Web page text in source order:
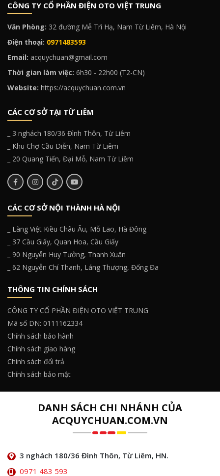
CÔNG TY CỔ PHẦN ĐIỆN OTO VIỆT TRUNG
Văn Phòng: 32 đường Mễ Trì Hạ, Nam Từ Liêm, Hà Nội
Điện thoại: 0971483593
Email: acquychuan@gmail.com
Thời gian làm việc: 6h30 - 22h00 (T2-CN)
Website: https://acquychuan.com.vn
CÁC CƠ SỞ TẠI TỪ LIÊM
_ 3 nghách 180/36 Đình Thôn, Từ Liêm
_ Khu Chợ Cầu Diễn, Nam Từ Liêm
_ 20 Quang Tiến, Đại Mỗ, Nam Từ Liêm
CÁC CƠ SỞ NỘI THÀNH HÀ NỘI
_ Làng Việt Kiều Châu Âu, Mỗ Lao, Hà Đông
_ 37 Cầu Giấy, Quan Hoa, Cầu Giấy
_ 90 Nguyễn Huy Tưởng, Thanh Xuân
_ 62 Nguyễn Chí Thanh, Láng Thượng, Đống Đa
THÔNG TIN CHÍNH SÁCH
CÔNG TY CỔ PHẦN ĐIỆN OTO VIỆT TRUNG
Mã số DN: 0111162334
Chính sách bảo hành
Chính sách giao hàng
Chính sách đổi trả
Chính sách bảo mật
DANH SÁCH CHI NHÁNH CỦA
ACQUYCHUAN.COM.VN
3 nghách 180/36 Đình Thôn, Từ Liêm, HN.
0971 483 593